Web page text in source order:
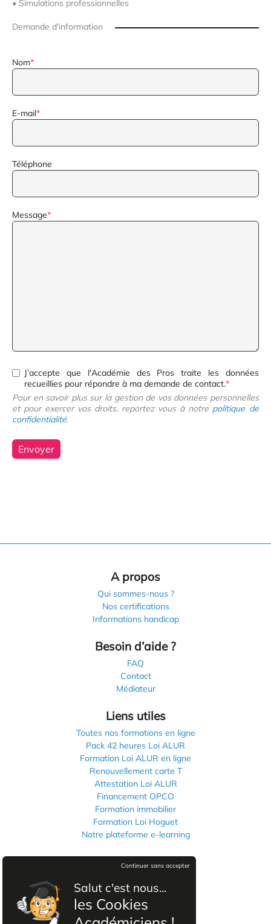
• Simulations professionnelles
Demande d'information
Nom*
E-mail*
Téléphone
Message*
Consentement*
J’accepte que l'Académie des Pros traite les données
recueillies pour répondre à ma demande de contact.*
Pour en savoir plus sur la gestion de vos données personnelles
et pour exercer vos droits, reportez vous à notre politique de
confidentialité.
Envoyer
A propos
Qui sommes-nous ?
Nos certifications
Informations handicap
Besoin d’aide ?
FAQ
Contact
Médiateur
Liens utiles
Toutes nos formations en ligne
Pack 42 heures Loi ALUR
Formation Loi ALUR en ligne
Renouvellement carte T
Attestation Loi ALUR
Financement OPCO
Formation immobilier
Formation Loi Hoguet
Notre plateforme e-learning
Informations légales
Politique de confidentialité
CGVU
Salut c'est nous...
les Cookies
Continuer sans accepter